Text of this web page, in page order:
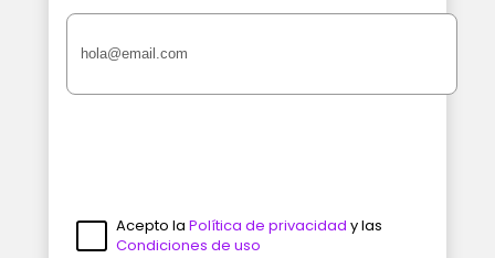
Acepto la Política de privacidad y las
Condiciones de uso